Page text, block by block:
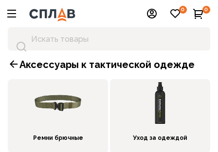
0 0
Аксессуары к тактической одежде
Ремни брючные Уход за одеждой